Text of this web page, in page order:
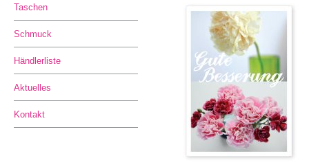
Taschen
Schmuck
Händlerliste
Aktuelles
Kontakt